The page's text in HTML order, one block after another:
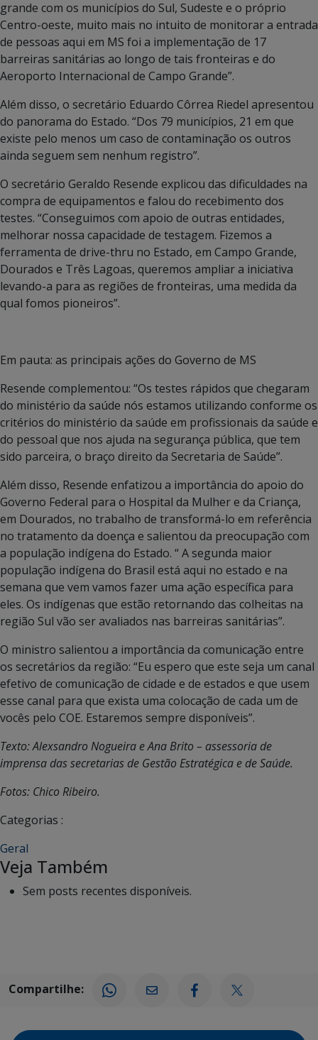
grande com os municípios do Sul, Sudeste e o próprio
Centro-oeste, muito mais no intuito de monitorar a entrada
de pessoas aqui em MS foi a implementação de 17
barreiras sanitárias ao longo de tais fronteiras e do
Aeroporto Internacional de Campo Grande”.
Além disso, o secretário Eduardo Côrrea Riedel apresentou
do panorama do Estado. “Dos 79 municípios, 21 em que
existe pelo menos um caso de contaminação os outros
ainda seguem sem nenhum registro”.
O secretário Geraldo Resende explicou das dificuldades na
compra de equipamentos e falou do recebimento dos
testes. “Conseguimos com apoio de outras entidades,
melhorar nossa capacidade de testagem. Fizemos a
ferramenta de drive-thru no Estado, em Campo Grande,
Dourados e Três Lagoas, queremos ampliar a iniciativa
levando-a para as regiões de fronteiras, uma medida da
qual fomos pioneiros”.
Em pauta: as principais ações do Governo de MS
Resende complementou: “Os testes rápidos que chegaram
do ministério da saúde nós estamos utilizando conforme os
critérios do ministério da saúde em profissionais da saúde e
do pessoal que nos ajuda na segurança pública, que tem
sido parceira, o braço direito da Secretaria de Saúde”.
Além disso, Resende enfatizou a importância do apoio do
Governo Federal para o Hospital da Mulher e da Criança,
em Dourados, no trabalho de transformá-lo em referência
no tratamento da doença e salientou da preocupação com
a população indígena do Estado. “ A segunda maior
população indígena do Brasil está aqui no estado e na
semana que vem vamos fazer uma ação específica para
eles. Os indígenas que estão retornando das colheitas na
região Sul vão ser avaliados nas barreiras sanitárias”.
O ministro salientou a importância da comunicação entre
os secretários da região: “Eu espero que este seja um canal
efetivo de comunicação de cidade e de estados e que usem
esse canal para que exista uma colocação de cada um de
vocês pelo COE. Estaremos sempre disponíveis”.
Texto: Alexsandro Nogueira e Ana Brito – assessoria de
imprensa das secretarias de Gestão Estratégica e de Saúde.
Fotos: Chico Ribeiro.
Categorias :
Geral
Veja Também
Sem posts recentes disponíveis.
Compartilhe: